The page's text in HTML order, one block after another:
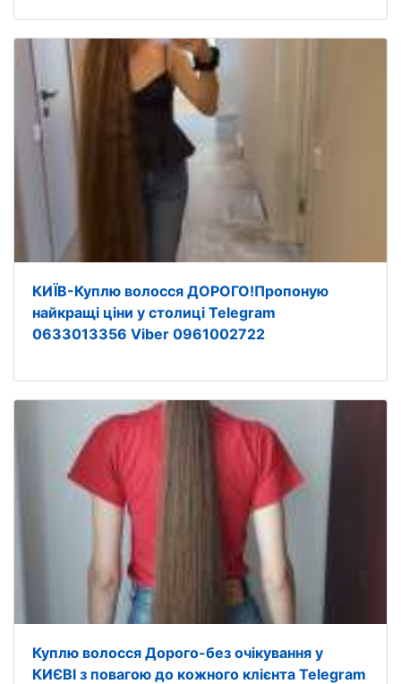
КИЇВ-Куплю волосся ДОРОГО!Пропоную
найкращі ціни у столиці Telegram
0633013356 Viber 0961002722
Куплю волосся Дорого-без очікування у
КИЄВІ з повагою до кожного клієнта Telegram